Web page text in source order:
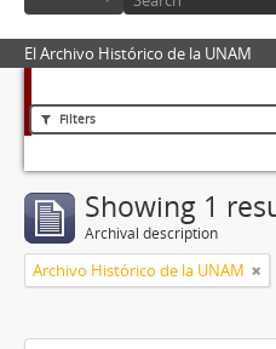
El Archivo Histórico de la UNAM
Filters
Showing 1
Archival description
Archivo Histórico de la UNAM